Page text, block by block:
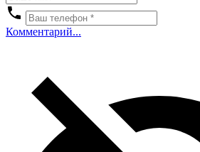
Комментарий...